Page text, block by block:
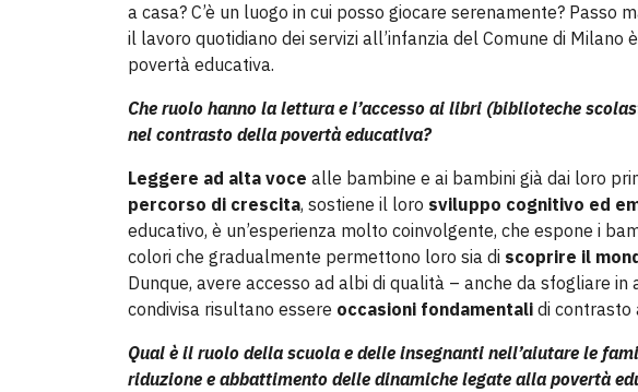
a casa? C’è un luogo in cui posso giocare serenamente? Passo
il lavoro quotidiano dei servizi all’infanzia del Comune di
povertà educativa.
Che ruolo hanno la lettura e l’accesso ai libri (biblioteche
nel contrasto della povertà educativa?
Leggere ad alta voce alle bambine e ai bambini già dai loro
percorso di crescita, sostiene il loro sviluppo cognitivo ed
educativo, è un’esperienza molto coinvolgente, che espone i
colori che gradualmente permettono loro sia di scoprire il
Dunque, avere accesso ad albi di qualità – anche da sfogliare
condivisa risultano essere occasioni fondamentali di contrasto
Qual è il ruolo della scuola e delle insegnanti nell’aiutare le
riduzione e abbattimento delle dinamiche legate alla povertà